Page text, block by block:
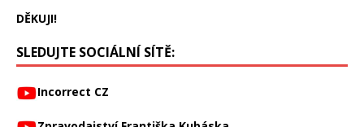
DĚKUJI!
SLEDUJTE SOCIÁLNÍ SÍTĚ:
Incorrect CZ